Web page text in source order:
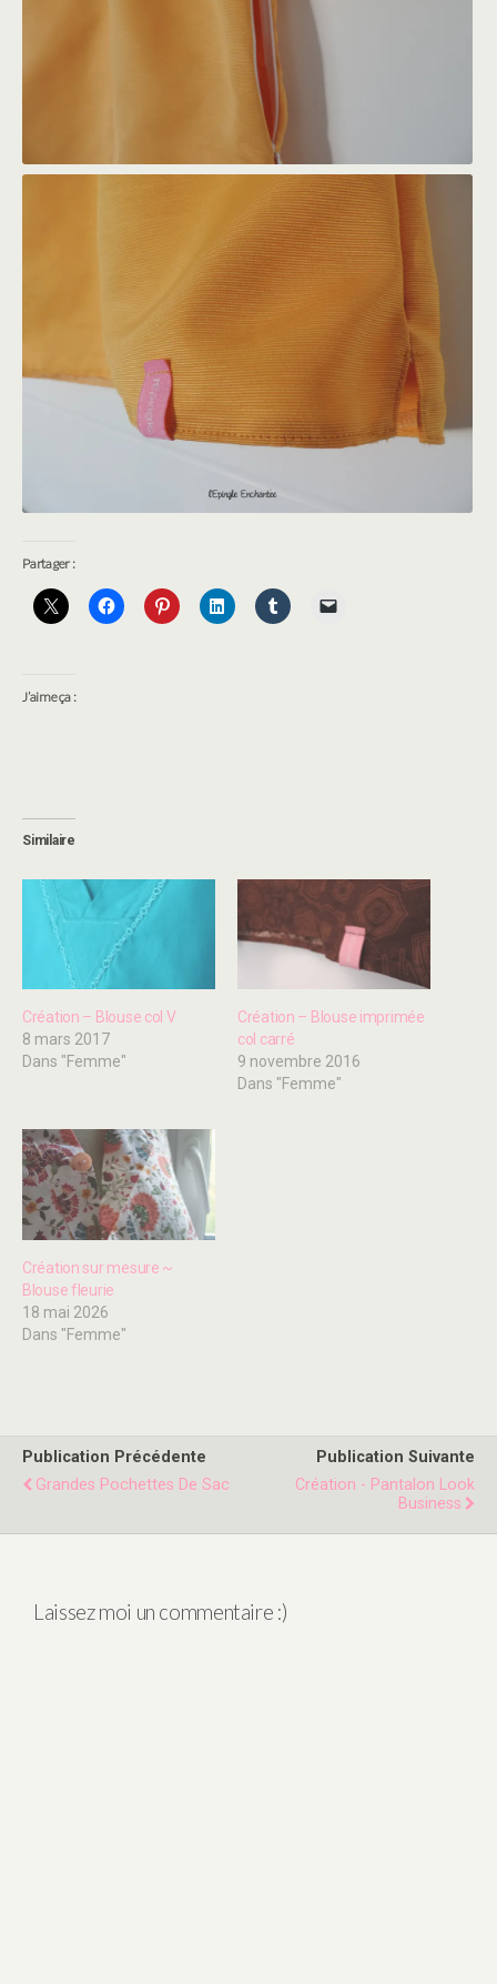
Partager :
J’aime ça :
Similaire
Création – Blouse col V
8 mars 2017
Dans "Femme"
Création – Blouse imprimée
col carré
9 novembre 2016
Dans "Femme"
Création sur mesure ~
Blouse fleurie
18 mai 2026
Dans "Femme"
Publication Précédente
Grandes Pochettes De Sac
Publication Suivante
Création - Pantalon Look
Business
Laissez moi un commentaire :)